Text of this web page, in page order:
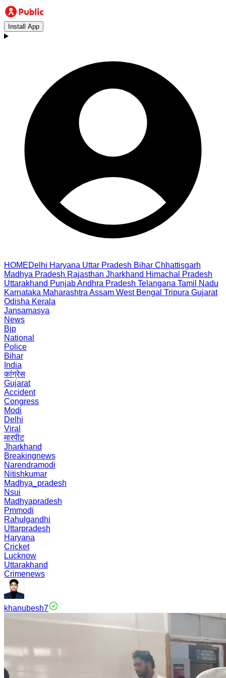
Install App
HOMEDelhi Haryana Uttar Pradesh Bihar Chhattisgarh
Madhya Pradesh Rajasthan Jharkhand Himachal Pradesh
Uttarakhand PunjabAndhra Pradesh Telangana Tamil Nadu
Karnataka Maharashtra Assam West Bengal Tripura Gujarat
Odisha Kerala
Jansamasya
News
Bjp
National
Police
Bihar
India
कांग्रेस
Gujarat
Accident
Congress
Modi
Delhi
Viral
मारपीट
Jharkhand
Breakingnews
Narendramodi
Nitishkumar
Madhya_pradesh
Nsui
Madhyapradesh
Pmmodi
Rahulgandhi
Uttarpradesh
Haryana
Cricket
Lucknow
Uttarakhand
Crimenews
khanubesh7